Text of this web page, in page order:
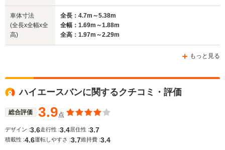
車体寸法
(全長x全幅x全
高)
全長：4.7m～5.38m
全幅：1.69m～1.88m
全高：1.97m～2.29m
もっと見る
ハイエースバンに関するクチコミ・評価
総合評価 3.9点
デザイン :3.6走行性 :3.4居住性 :3.7
積載性 :4.6運転しやすさ :3.7維持費 :3.4